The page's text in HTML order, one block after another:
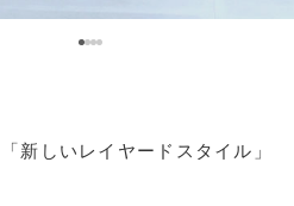
「新しいレイヤードスタイル」